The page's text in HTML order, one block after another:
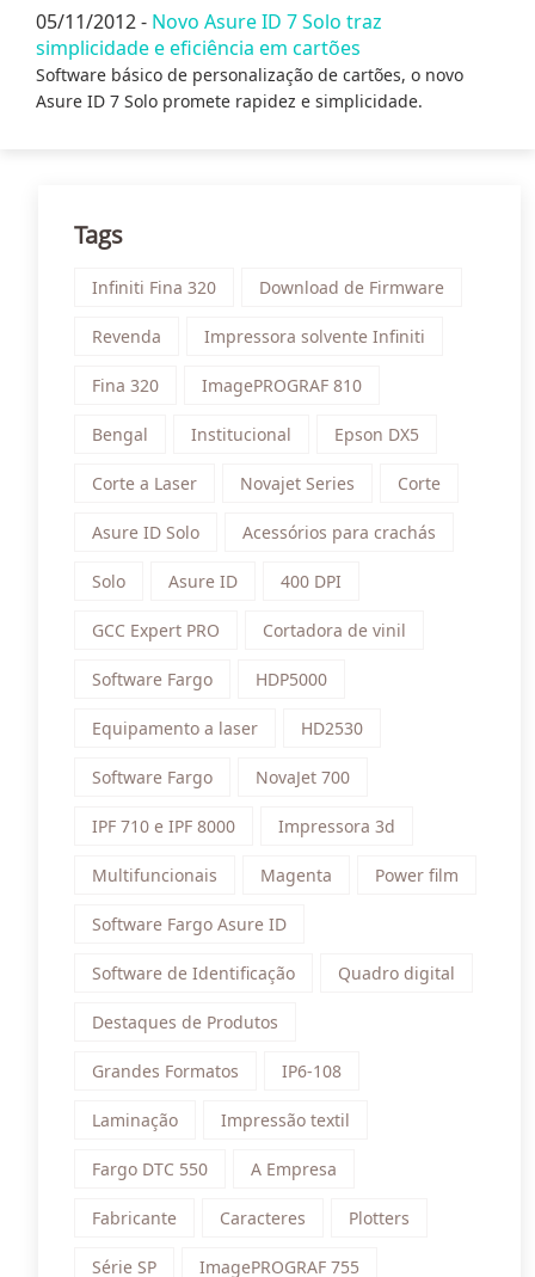
05/11/2012 - Novo Asure ID 7 Solo traz
simplicidade e eficiência em cartões
Software básico de personalização de cartões, o novo
Asure ID 7 Solo promete rapidez e simplicidade.
Tags
Infiniti Fina 320 Download de Firmware
Revenda Impressora solvente Infiniti
Fina 320 ImagePROGRAF 810
Bengal Institucional Epson DX5
Corte a Laser Novajet Series Corte
Asure ID Solo Acessórios para crachás
Solo Asure ID 400 DPI
GCC Expert PRO Cortadora de vinil
Software Fargo HDP5000
Equipamento a laser HD2530
Software Fargo NovaJet 700
IPF 710 e IPF 8000 Impressora 3d
Multifuncionais Magenta Power film
Software Fargo Asure ID
Software de Identificação Quadro digital
Destaques de Produtos
Grandes Formatos IP6-108
Laminação Impressão textil
Fargo DTC 550 A Empresa
Fabricante Caracteres Plotters
Série SP ImagePROGRAF 755